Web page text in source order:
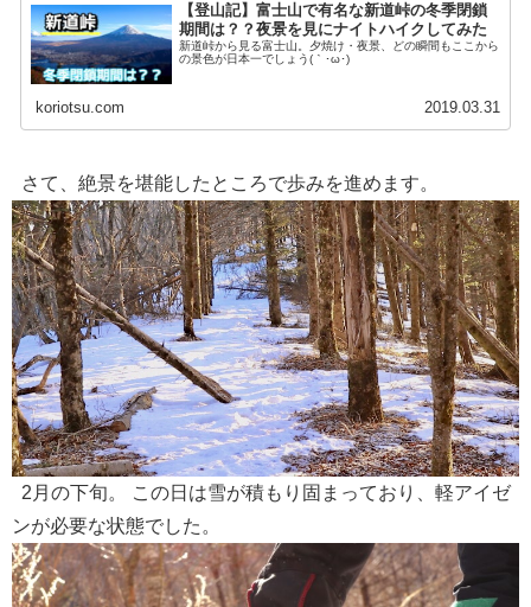
【登山記】富士山で有名な新道峠の冬季閉鎖
期間は？？夜景を見にナイトハイクしてみた
新道峠から見る富士山。夕焼け・夜景、どの瞬間もここから
の景色が日本一でしょう(｀･ω･)
koriotsu.com 2019.03.31
さて、絶景を堪能したところで歩みを進めます。
2月の下旬。 この日は雪が積もり固まっており、軽アイゼ
ンが必要な状態でした。